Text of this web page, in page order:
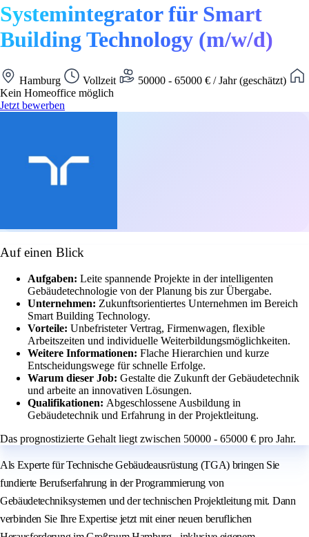
Systemintegrator für Smart
Building Technology (m/w/d)
Hamburg Vollzeit
50000 - 65000 € / Jahr (geschätzt)
Kein Homeoffice möglich
Jetzt bewerben
Auf einen Blick
Aufgaben: Leite spannende Projekte in der intelligenten
Gebäudetechnologie von der Planung bis zur Übergabe.
Unternehmen: Zukunftsorientiertes Unternehmen im Bereich
Smart Building Technology.
Vorteile: Unbefristeter Vertrag, Firmenwagen, flexible
Arbeitszeiten und individuelle Weiterbildungsmöglichkeiten.
Weitere Informationen: Flache Hierarchien und kurze
Entscheidungswege für schnelle Erfolge.
Warum dieser Job: Gestalte die Zukunft der Gebäudetechnik
und arbeite an innovativen Lösungen.
Qualifikationen: Abgeschlossene Ausbildung in
Gebäudetechnik und Erfahrung in der Projektleitung.
Das prognostizierte Gehalt liegt zwischen 50000 - 65000 € pro Jahr.
Als Experte für Technische Gebäudeausrüstung (TGA) bringen Sie
fundierte Berufserfahrung in der Programmierung von
Gebäudetechniksystemen und der technischen Projektleitung mit. Dann
verbinden Sie Ihre Expertise jetzt mit einer neuen beruflichen